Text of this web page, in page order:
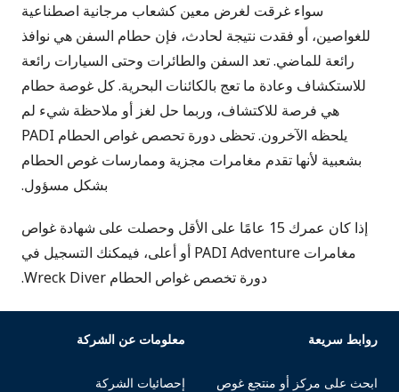
سواء غرقت لغرض معين كشعاب مرجانية اصطناعية
للغواصين، أو فقدت نتيجة لحادث، فإن حطام السفن هي نوافذ
رائعة للماضي. تعد السفن والطائرات وحتى السيارات رائعة
للاستكشاف وعادة ما تعج بالكائنات البحرية. كل غوصة حطام
هي فرصة للاكتشاف، وربما حل لغز أو ملاحظة شيء لم
يلحظه الآخرون. تحظى دورة تحصص غواص الحطام PADI
بشعبية لأنها تقدم مغامرات مجزية وممارسات غوص الحطام
بشكل مسؤول.
إذا كان عمرك 15 عامًا على الأقل وحصلت على شهادة غواص
مغامرات PADI Adventure أو أعلى، فيمكنك التسجيل في
دورة تخصص غواص الحطام Wreck Diver.
روابط سريعة
ابحث على مركز أو منتجع غوص
معلومات عن الشركة
إحصائيات الشركة